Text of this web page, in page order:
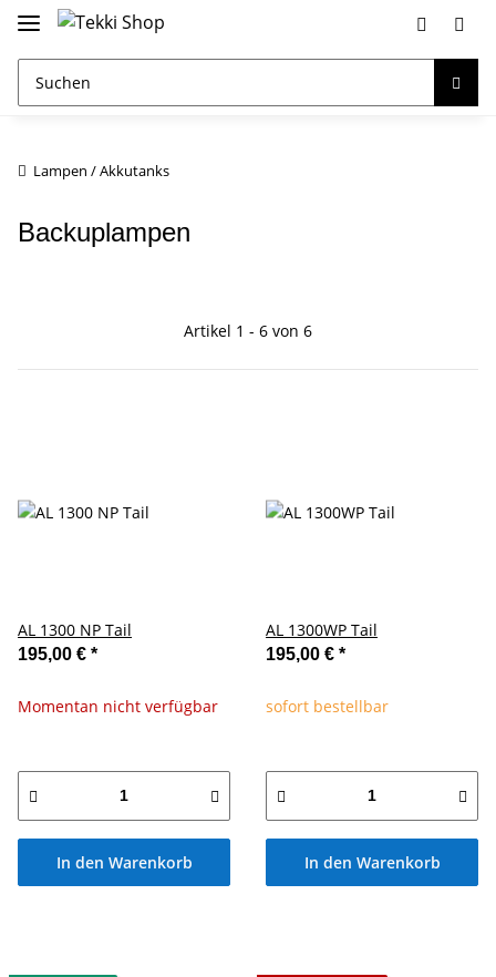
Lampen / Akkutanks
Backuplampen
Artikel 1 - 6 von 6
AL 1300 NP Tail
195,00 € *
Momentan nicht verfügbar
In den Warenkorb
AL 1300WP Tail
195,00 € *
sofort bestellbar
In den Warenkorb